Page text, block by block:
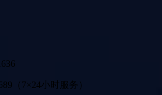
（7×24小时服务）